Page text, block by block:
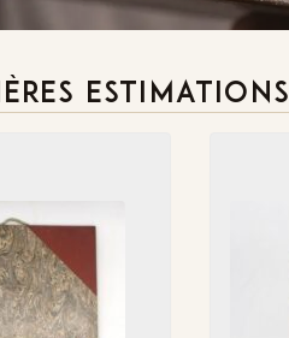
ESTIMATIONS